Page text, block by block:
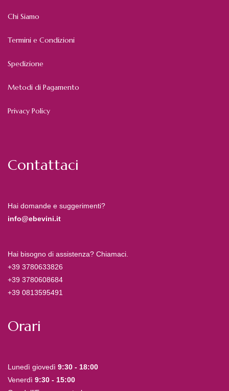
Chi Siamo
Termini e Condizioni
Spedizione
Metodi di Pagamento
Privacy Policy
Contattaci
Hai domande e suggerimenti?
info@ebevini.it
Hai bisogno di assistenza? Chiamaci.
+39 3780633826
+39 3780608684
+39 0813595491
Orari
Lunedì giovedì 9:30 - 18:00
Venerdì 9:30 - 15:00